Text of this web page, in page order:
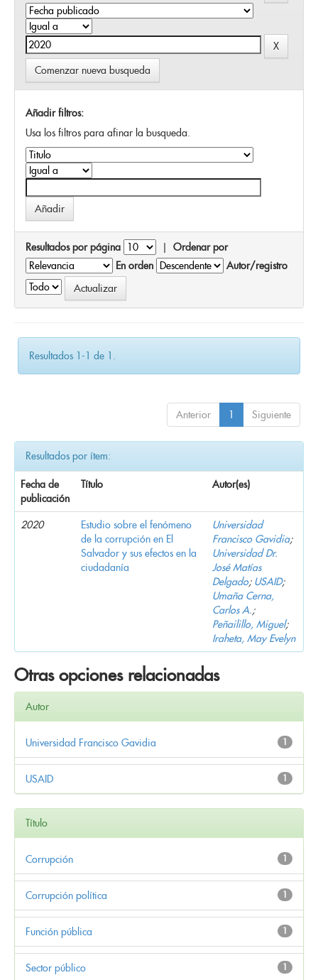
Comenzar nueva busqueda
Añadir filtros:
Usa los filtros para afinar la busqueda.
Resultados por página | Ordenar por
En orden
Autor/registro
Resultados 1-1 de 1.
Anterior 1 Siguiente
Resultados por ítem:
Fecha de
publicación
Título Autor(es)
2020
Estudio sobre el fenómeno
de la corrupción en El
Salvador y sus efectos en la
ciudadanía
Universidad
Francisco Gavidia;
Universidad Dr.
José Matías
Delgado; USAID;
Umaña Cerna,
Carlos A.;
Peñailillo, Miguel;
Iraheta, May Evelyn
Otras opciones relacionadas
Autor
1
Universidad Francisco Gavidia
1
USAID
Título
1
Corrupción
1
Corrupción política
1
Función pública
1
Sector público